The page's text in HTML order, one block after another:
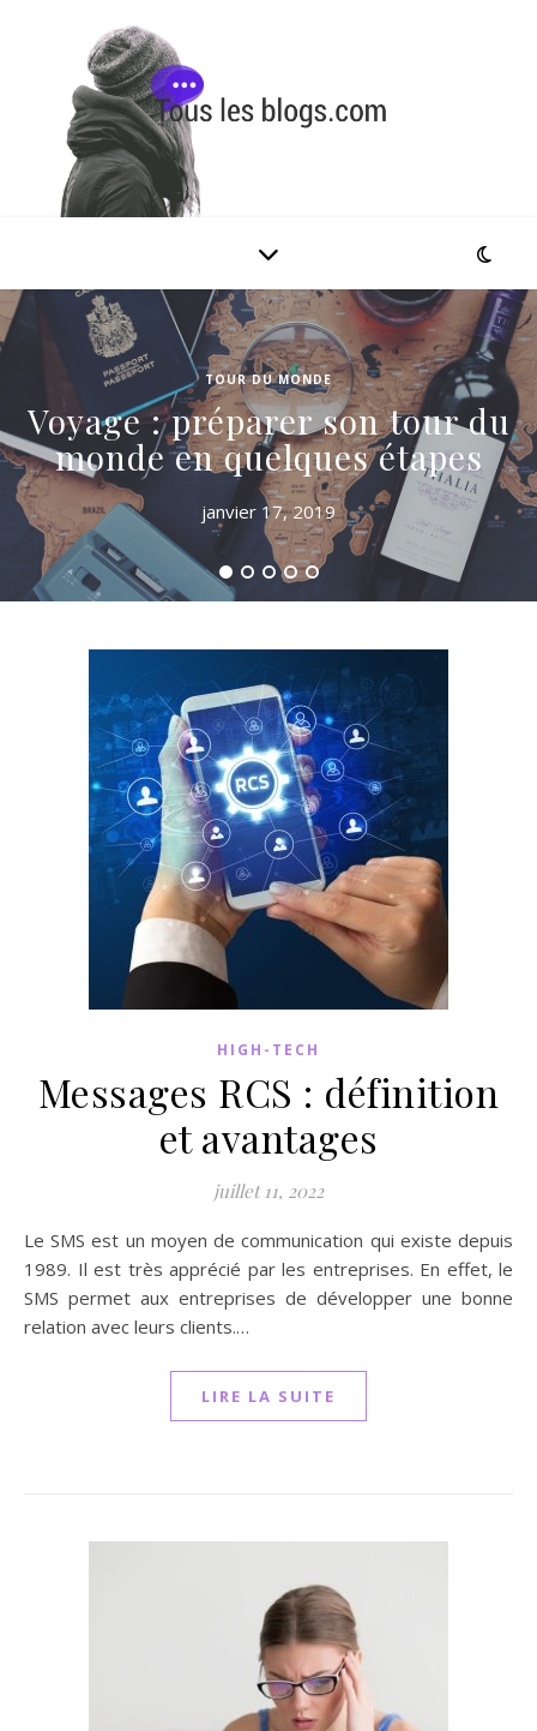
TOUR DU MONDE
Voyage : préparer son tour du
monde en quelques étapes
janvier 17, 2019
HIGH-TECH
Messages RCS : définition
et avantages
juillet 11, 2022
Le SMS est un moyen de communication qui existe depuis
1989. Il est très apprécié par les entreprises. En effet, le
SMS permet aux entreprises de développer une bonne
relation avec leurs clients.…
LIRE LA SUITE